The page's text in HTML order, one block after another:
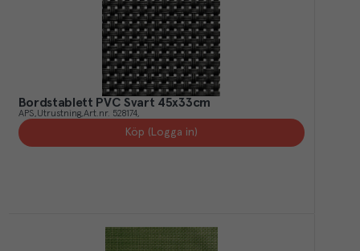
Bordstablett PVC Svart 45x33cm
APS Utrustning Art.nr. 528174
Köp (Logga in)